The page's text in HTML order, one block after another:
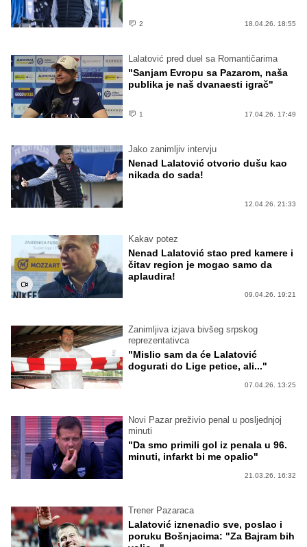
2 18.04.26. 18:55
Lalatović pred duel sa Romantičarima
"Sanjam Evropu sa Pazarom, naša
publika je naš dvanaesti igrač"
1 17.04.26. 17:49
Jako zanimljiv intervju
Nenad Lalatović otvorio dušu kao
nikada do sada!
12.04.26. 21:33
Kakav potez
Nenad Lalatović stao pred kamere i
čitav region je mogao samo da
aplaudira!
09.04.26. 19:21
Zanimljiva izjava bivšeg srpskog
reprezentativca
"Mislio sam da će Lalatović
dogurati do Lige petice, ali..."
07.04.26. 13:25
Novi Pazar preživio penal u posljednjoj
minuti
"Da smo primili gol iz penala u 96.
minuti, infarkt bi me opalio"
21.03.26. 16:32
Trener Pazaraca
Lalatović iznenadio sve, poslao i
poruku Bošnjacima: "Za Bajram bih